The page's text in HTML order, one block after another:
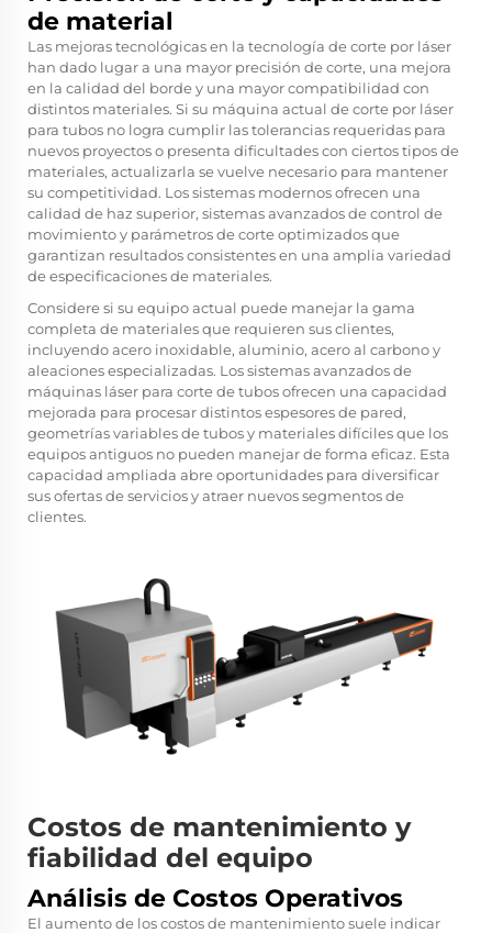
de material
Las mejoras tecnológicas en la tecnología de corte por láser
han dado lugar a una mayor precisión de corte, una mejora
en la calidad del borde y una mayor compatibilidad con
distintos materiales. Si su máquina actual de corte por láser
para tubos no logra cumplir las tolerancias requeridas para
nuevos proyectos o presenta dificultades con ciertos tipos de
materiales, actualizarla se vuelve necesario para mantener
su competitividad. Los sistemas modernos ofrecen una
calidad de haz superior, sistemas avanzados de control de
movimiento y parámetros de corte optimizados que
garantizan resultados consistentes en una amplia variedad
de especificaciones de materiales.
Considere si su equipo actual puede manejar la gama
completa de materiales que requieren sus clientes,
incluyendo acero inoxidable, aluminio, acero al carbono y
aleaciones especializadas. Los sistemas avanzados de
máquinas láser para corte de tubos ofrecen una capacidad
mejorada para procesar distintos espesores de pared,
geometrías variables de tubos y materiales difíciles que los
equipos antiguos no pueden manejar de forma eficaz. Esta
capacidad ampliada abre oportunidades para diversificar
sus ofertas de servicios y atraer nuevos segmentos de
clientes.
Costos de mantenimiento y
fiabilidad del equipo
Análisis de Costos Operativos
El aumento de los costos de mantenimiento suele indicar